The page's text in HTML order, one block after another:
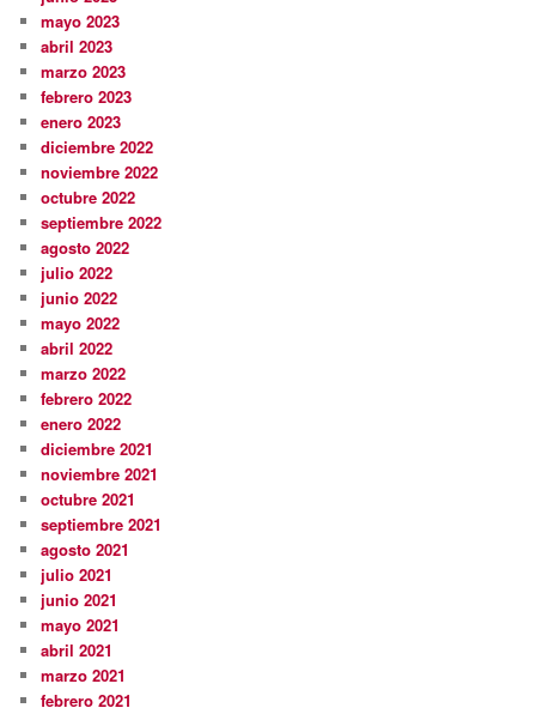
mayo 2023
abril 2023
marzo 2023
febrero 2023
enero 2023
diciembre 2022
noviembre 2022
octubre 2022
septiembre 2022
agosto 2022
julio 2022
junio 2022
mayo 2022
abril 2022
marzo 2022
febrero 2022
enero 2022
diciembre 2021
noviembre 2021
octubre 2021
septiembre 2021
agosto 2021
julio 2021
junio 2021
mayo 2021
abril 2021
marzo 2021
febrero 2021